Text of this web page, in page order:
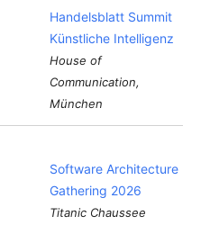
Handelsblatt Summit
Künstliche Intelligenz
House of
Communication,
München
Software Architecture
Gathering 2026
Titanic Chaussee